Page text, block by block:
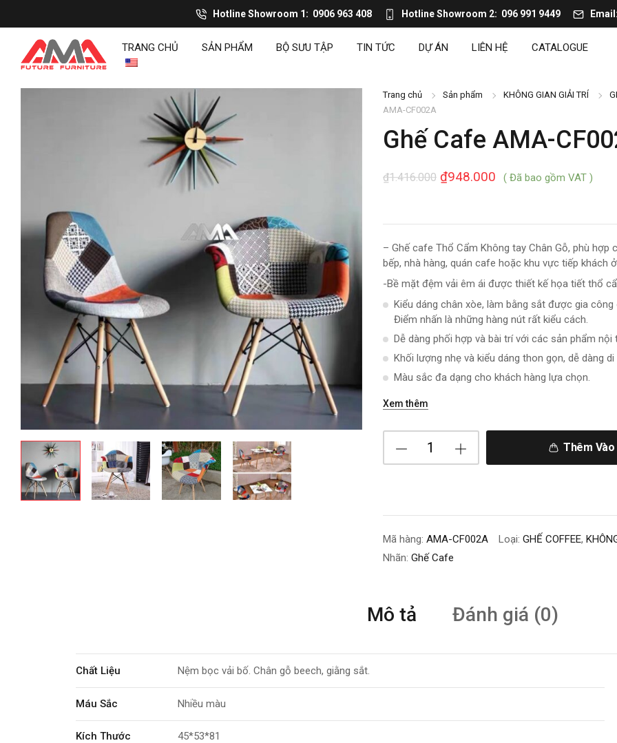
Hotline Showroom 1 0906 963 408 Hotline Showroom 2 096 991 9449 Email
TRANG CHỦ SẢN PHẨM BỘ SƯU TẬP TIN TỨC DỰ ÁN LIÊN HỆ CATALOGUE
Trang chủ Sản phẩm KHÔNG GIAN GIẢI TRÍ
AMA-CF002A
Ghế Cafe AMA-
1.416.000
₫ 948.000
₫ ( Đã bao gồm VAT )
– Ghế cafe Thổ Cẩm Không tay Chân Gỗ, phù hợp
bếp, nhà hàng, quán cafe hoặc khu vực tiếp khách
-Bề mặt đệm vải êm ái được thiết kế họa tiết thổ
Kiểu dáng chân xòe, làm bằng sắt được gia công
Điểm nhấn là những hàng nút rất kiểu cách.
Dễ dàng phối hợp và bài trí với các sản phẩm nội
Khối lượng nhẹ và kiểu dáng thon gọn, dễ dàng
Màu sắc đa dạng cho khách hàng lựa chọn.
Xem thêm
Thêm Vào
Mã hàng: AMA-CF002A Loại: GHẾ COFFEE,
Nhãn: Ghế Cafe
Mô tả Đánh giá (0)
Chất Liệu Nệm bọc vải bố. Chân gỗ beech, giằng sắt.
Máu Sắc Nhiều màu
Kích Thước 45*53*81